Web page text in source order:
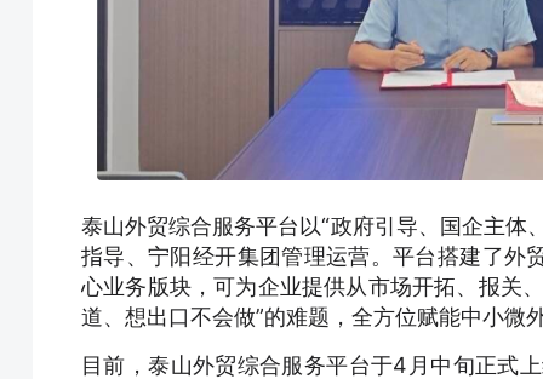
泰山外贸综合服务平台以“政府引导、国企主体
指导、宁阳经开集团管理运营。平台搭建了外
心业务版块，可为企业提供从市场开拓、报关
道、想出口不会做”的难题，全方位赋能中小微
目前，泰山外贸综合服务平台于4月中旬正式